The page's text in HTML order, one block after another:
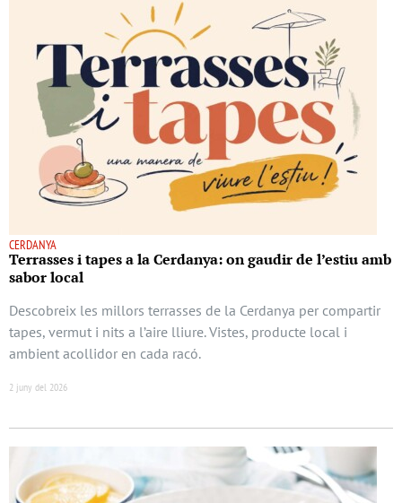
CERDANYA
Terrasses i tapes a la Cerdanya: on gaudir de l’estiu amb
sabor local
Descobreix les millors terrasses de la Cerdanya per compartir
tapes, vermut i nits a l’aire lliure. Vistes, producte local i
ambient acollidor en cada racó.
2 juny del 2026